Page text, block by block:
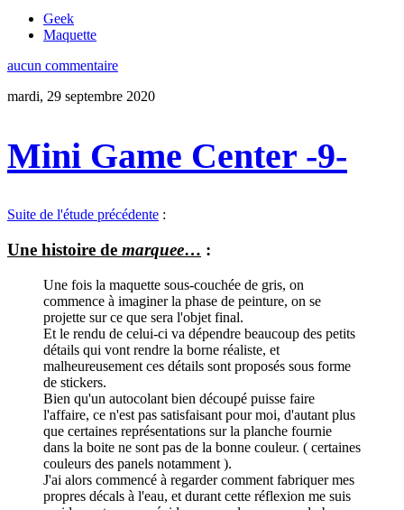
Geek
Maquette
aucun commentaire
mardi, 29 septembre 2020
Mini Game Center -9-
Suite de l'étude précédente :
Une histoire de marquee… :
Une fois la maquette sous-couchée de gris, on
commence à imaginer la phase de peinture, on se
projette sur ce que sera l'objet final.
Et le rendu de celui-ci va dépendre beaucoup des petits
détails qui vont rendre la borne réaliste, et
malheureusement ces détails sont proposés sous forme
de stickers.
Bien qu'un autocolant bien découpé puisse faire
l'affaire, ce n'est pas satisfaisant pour moi, d'autant plus
que certaines représentations sur la planche fournie
dans la boite ne sont pas de la bonne couleur. ( certaines
couleurs des panels notamment ).
J'ai alors commencé à regarder comment fabriquer mes
propres décals à l'eau, et durant cette réflexion me suis